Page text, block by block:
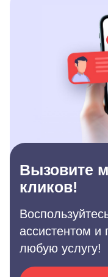
Вызовите
кликов!
ассистентом и
любую услугу!